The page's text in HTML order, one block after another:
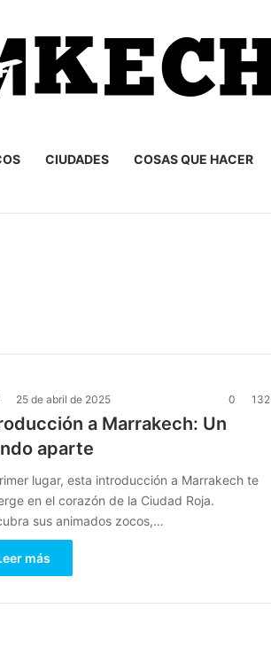
CIUDADES COSAS QUE HACER
25 de abril de 2025 0 132
a Marrakech: Un
aparte
lugar, esta introducción a Marrakech te
en el corazón de la Ciudad Roja.
sus animados zocos,…
más